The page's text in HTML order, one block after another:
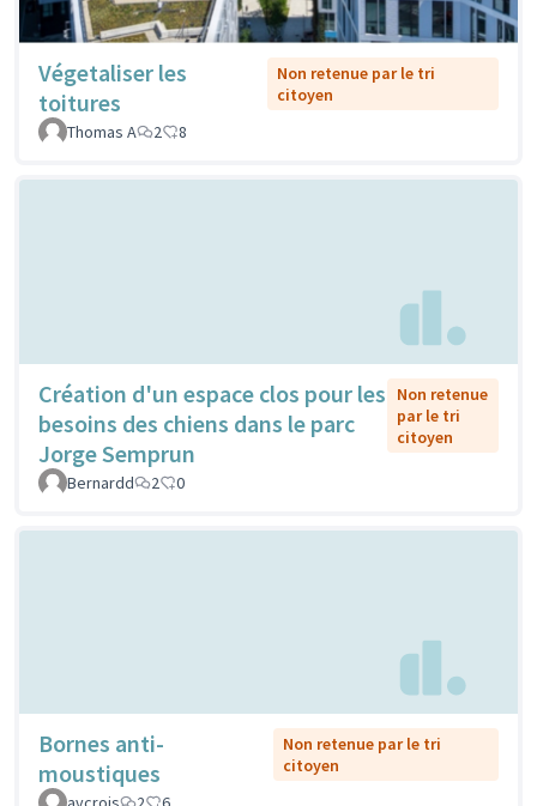
Végetaliser les
toitures
Non retenue par le tri
citoyen
Thomas A
2 8
Création d'un espace clos pour les
besoins des chiens dans le parc
Jorge Semprun
Non retenue
par le tri
citoyen
Bernardd 2 0
Bornes anti-
moustiques
Non retenue par le tri
citoyen